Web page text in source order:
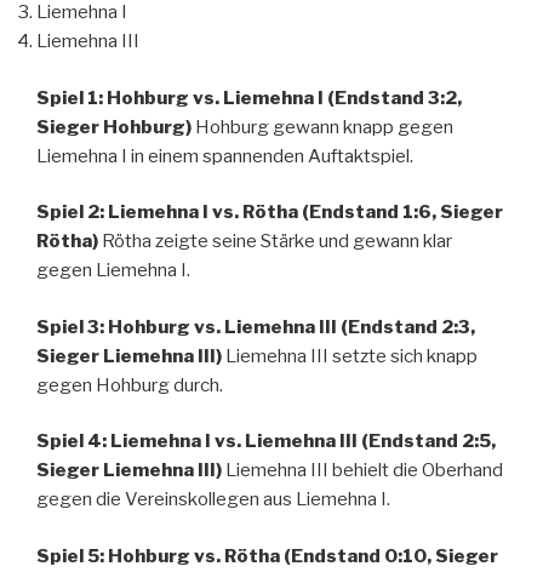
Liemehna I
Liemehna III
Spiel 1: Hohburg vs. Liemehna I (Endstand 3:2,
Sieger Hohburg) Hohburg gewann knapp gegen
Liemehna I in einem spannenden Auftaktspiel.
Spiel 2: Liemehna I vs. Rötha (Endstand 1:6, Sieger
Rötha) Rötha zeigte seine Stärke und gewann klar
gegen Liemehna I.
Spiel 3: Hohburg vs. Liemehna III (Endstand 2:3,
Sieger Liemehna III) Liemehna III setzte sich knapp
gegen Hohburg durch.
Spiel 4: Liemehna I vs. Liemehna III (Endstand 2:5,
Sieger Liemehna III) Liemehna III behielt die Oberhand
gegen die Vereinskollegen aus Liemehna I.
Spiel 5: Hohburg vs. Rötha (Endstand 0:10, Sieger